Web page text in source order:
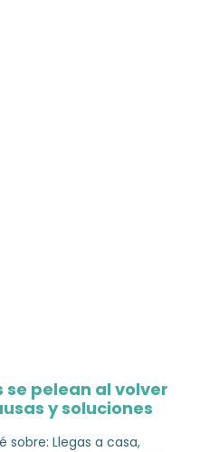
se pelean al volver
y soluciones
sobre: Llegas a casa,